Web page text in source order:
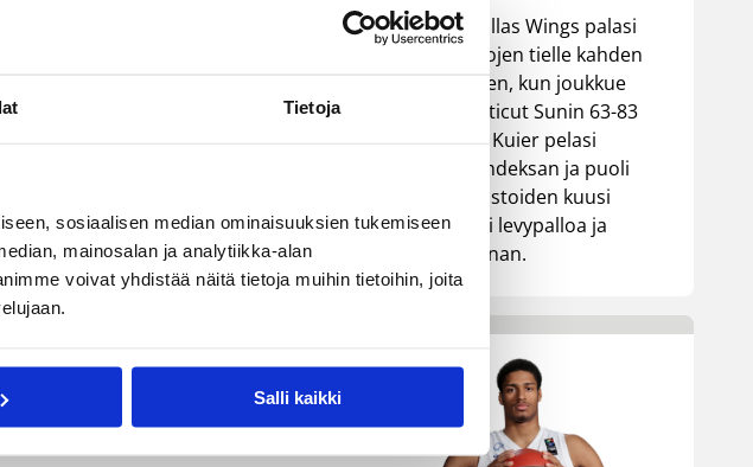
Tietoja
sosiaalisen median ominaisuuksien tukemiseen
mainosalan ja analytiikka-alan
voivat yhdistää näitä tietoja muihin tietoihin, joita
Salli kaikki
WNBA:ssa Dallas Wings palasi
takaisin voittojen tielle kahden
tappion jälkeen, kun joukkue
voitti Connecticut Sunin 63-83
(37-48). Awak Kuier pelasi
vaihdosta kahdeksan ja puoli
minuuttia tilastoiden kuusi
pistettä, kaksi levypalloa ja
yhden torjunnan.